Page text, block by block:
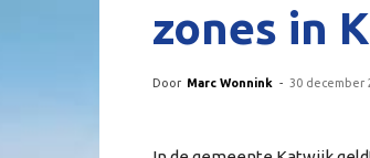
zones in
Door Marc Wonnink - 30 december